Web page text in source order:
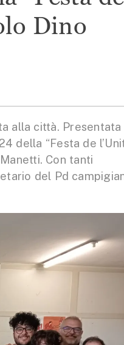
Dino
alla città. Presentata
della “Festa de
Con tanti
del Pd